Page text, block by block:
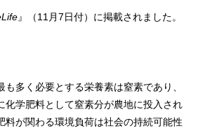
』（11月7日付）に掲載されました。
多く必要とする栄養素は窒素であり、
化学肥料として窒素分が農地に投入され
料が関わる環境負荷は社会の持続可能性